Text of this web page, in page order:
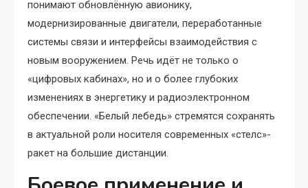
понимают обновлённую авионику,
модернизированные двигатели, переработанные
системы связи и интерфейсы взаимодействия с
новым вооружением. Речь идёт не только о
«цифровых кабинах», но и о более глубоких
изменениях в энергетику и радиоэлектронном
обеспечении. «Белый лебедь» стремятся сохранять
в актуальной роли носителя современных «стелс»-
ракет на большие дистанции.